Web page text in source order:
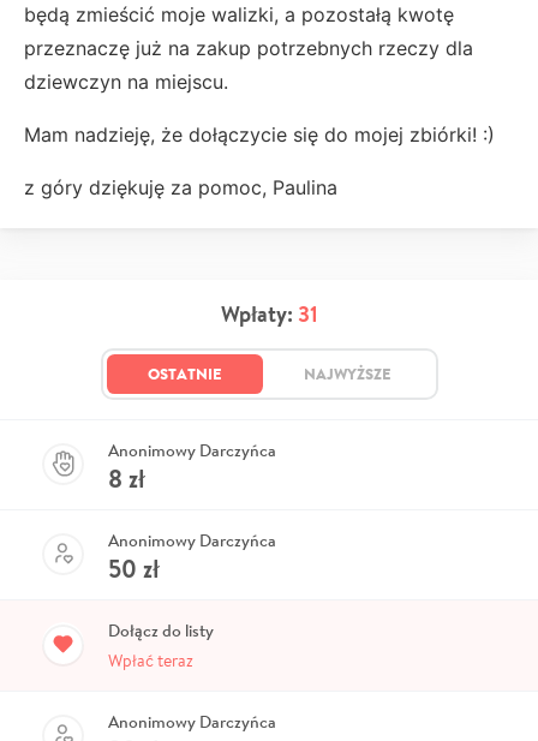
będą zmieścić moje walizki, a pozostałą kwotę
przeznaczę już na zakup potrzebnych rzeczy dla
dziewczyn na miejscu.
Mam nadzieję, że dołączycie się do mojej zbiórki! :)
z góry dziękuję za pomoc, Paulina
Wpłaty: 31
OSTATNIE NAJWYŻSZE
Anonimowy Darczyńca
8 zł
Anonimowy Darczyńca
50 zł
Dołącz do listy
Wpłać teraz
Anonimowy Darczyńca